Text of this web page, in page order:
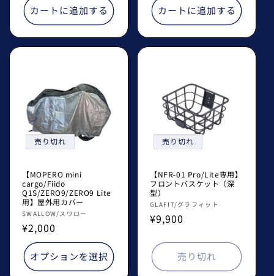
価
格
カートに追加する 格カートに追加する
売り切れ
【MOPERO mini
cargo/Fiido
Q1S/ZERO9/ZERO9 Lite
用】屋外用カバー
販
売
元:
SWALLOW/スワロー
通
常
価
格
¥2,000
オプションを選択
売り切れ
【NFR-01 Pro/Lite専用】
フロントバスケット（深
型）
販
売
GLAFIT/グラフィット
通
価
格
¥9,900
売り切れ